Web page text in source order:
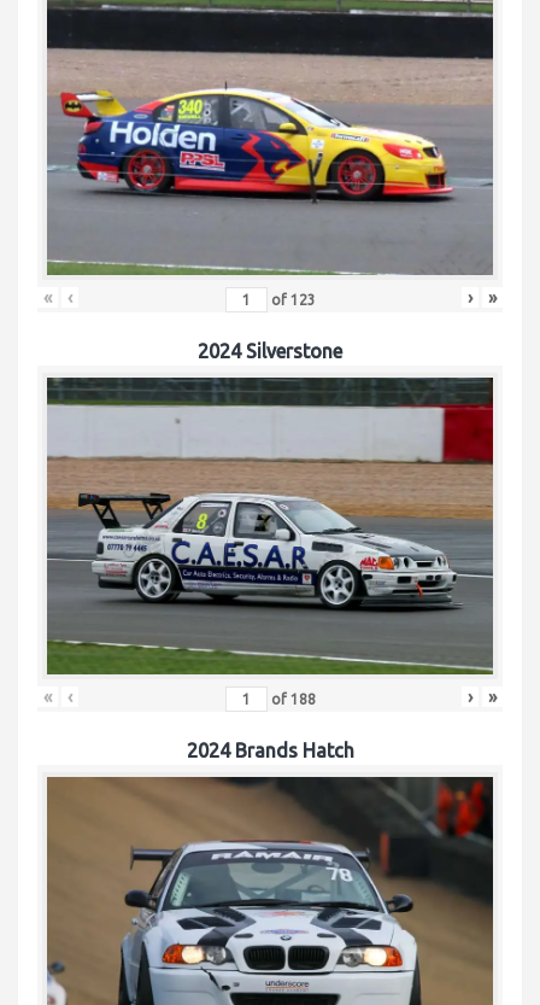
« ‹ of 123 › »
2024 Silverstone
« ‹ of 188 › »
2024 Brands Hatch